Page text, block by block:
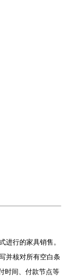
进行的家具销售。
并核对所有空白条
时间、付款节点等